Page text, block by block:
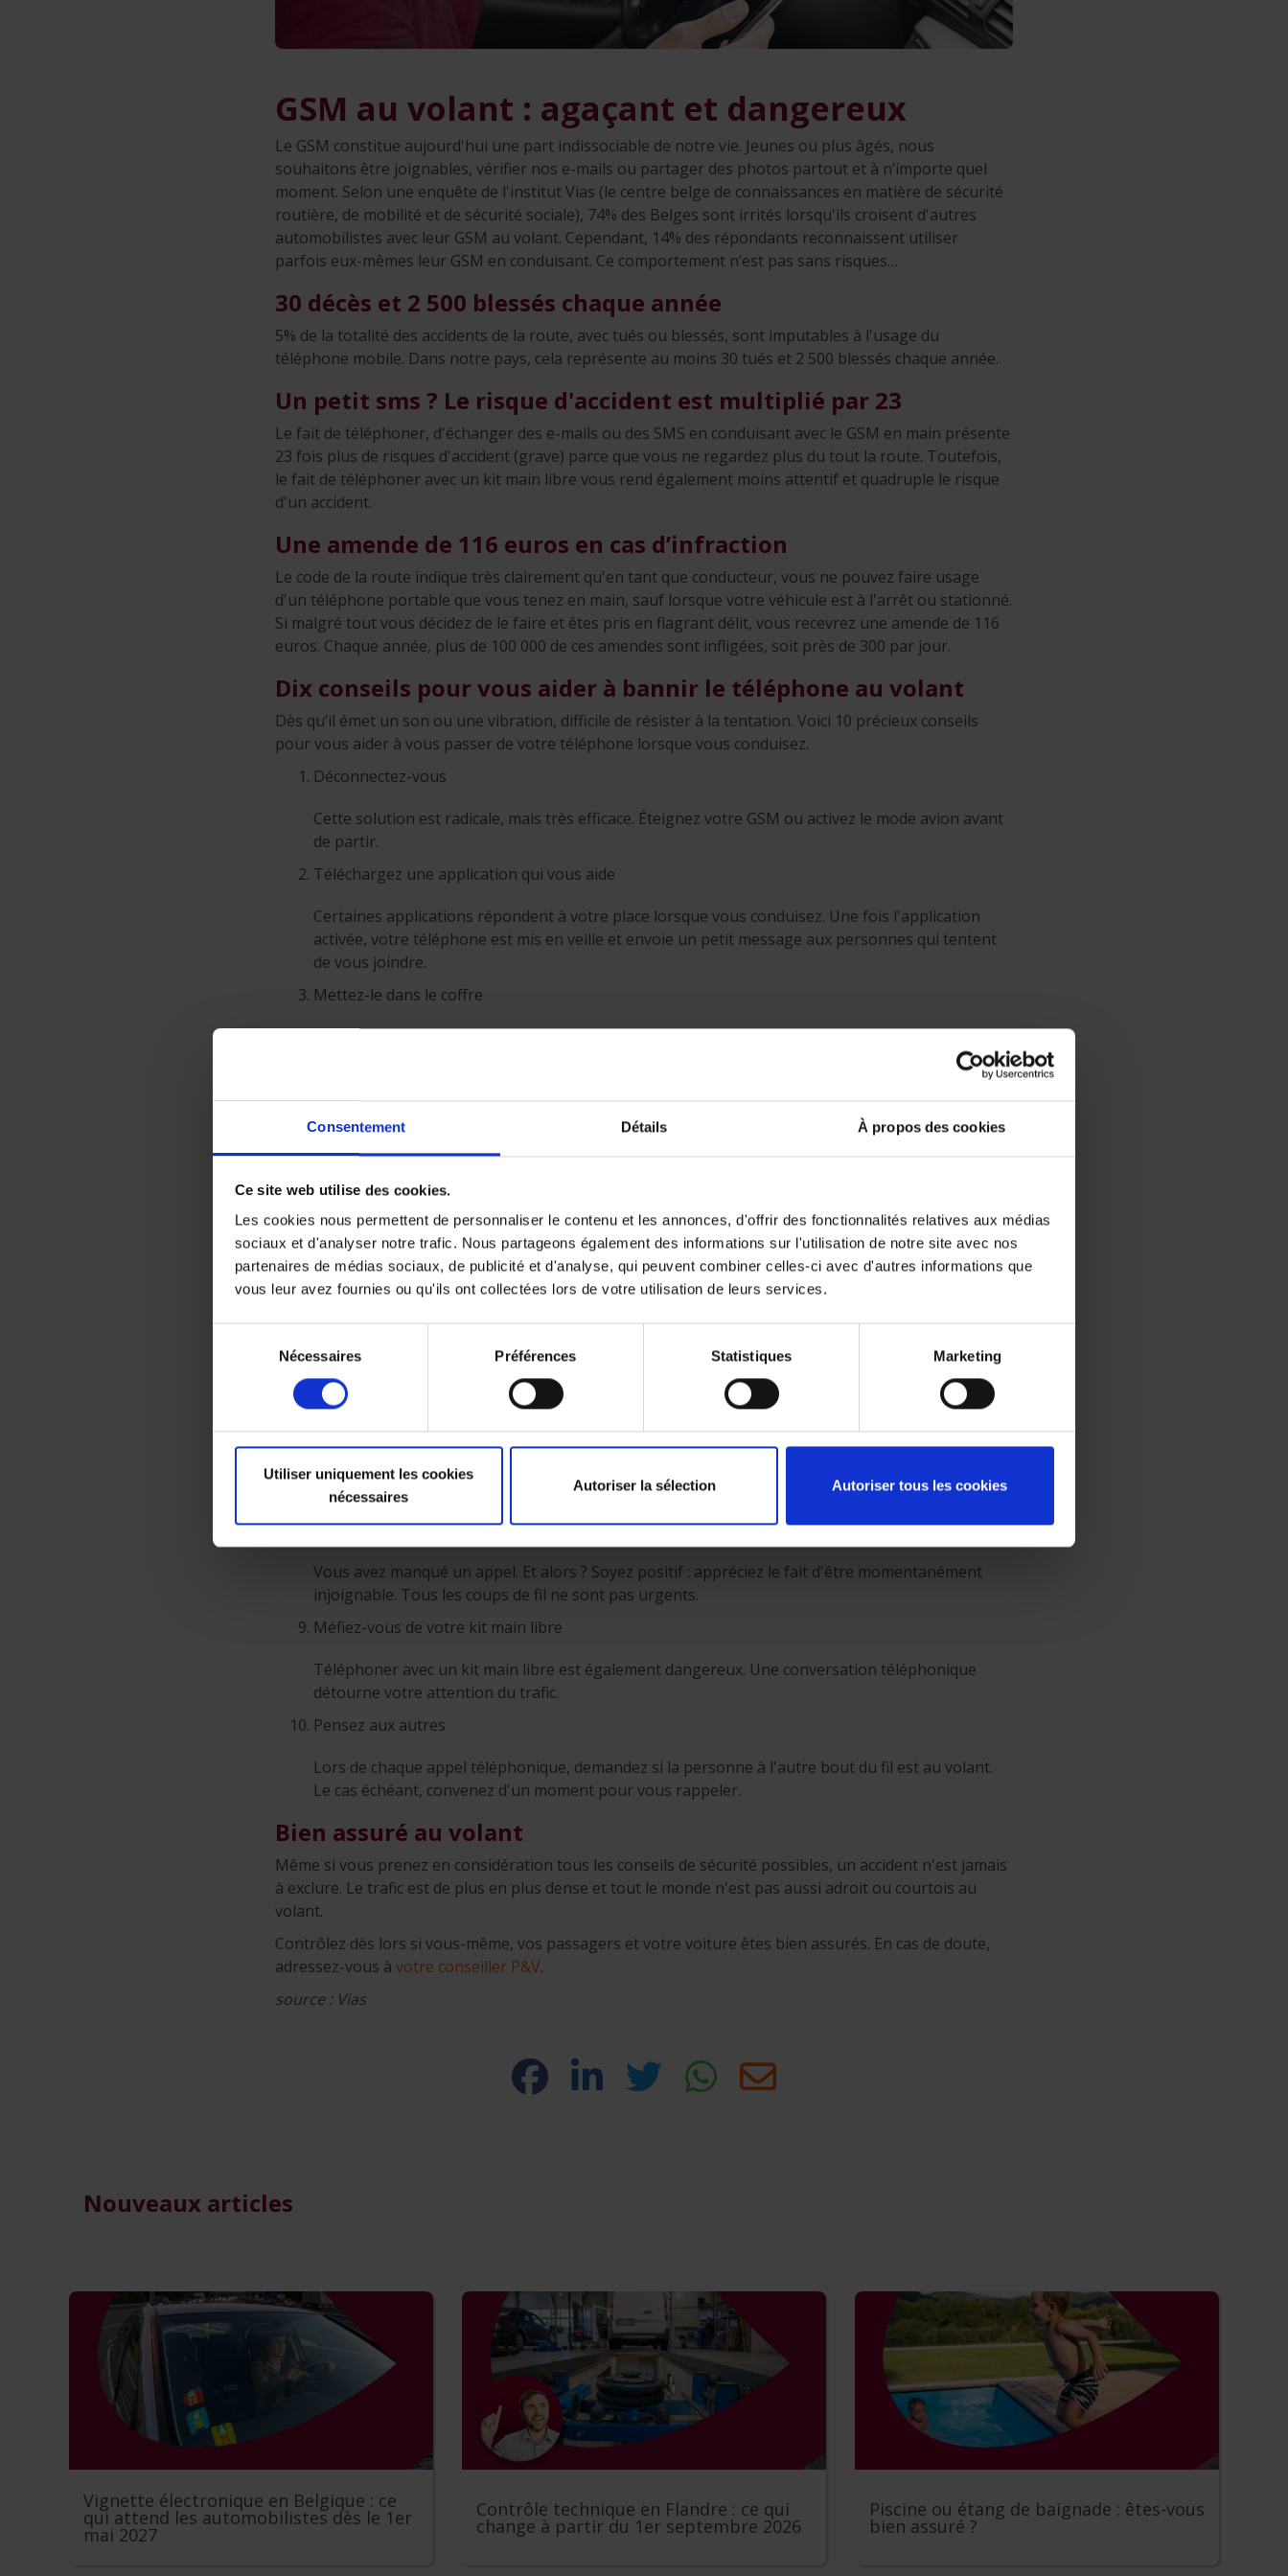
Consentement Détails À propos des cookies
Ce site web utilise des cookies.
Les cookies nous permettent de personnaliser le contenu et les annonces, d'offrir des fonctionnalités relatives aux médias
sociaux et d'analyser notre trafic. Nous partageons également des informations sur l'utilisation de notre site avec nos
partenaires de médias sociaux, de publicité et d'analyse, qui peuvent combiner celles-ci avec d'autres informations que
vous leur avez fournies ou qu'ils ont collectées lors de votre utilisation de leurs services.
consentement
Nécessaires Préférences Statistiques Marketing
Utiliser uniquement les cookies
nécessaires
Autoriser la sélection Autoriser tous les cookies
GSM au volant : agaçant et dangereux
Le GSM constitue aujourd'hui une part indissociable de notre vie. Jeunes ou plus âgés, nous
souhaitons être joignables, vérifier nos e-mails ou partager des photos partout et à n’importe quel
moment. Selon une enquête de l'institut Vias (le centre belge de connaissances en matière de sécurité
routière, de mobilité et de sécurité sociale), 74% des Belges sont irrités lorsqu'ils croisent d'autres
automobilistes avec leur GSM au volant. Cependant, 14% des répondants reconnaissent utiliser
parfois eux-mêmes leur GSM en conduisant. Ce comportement n’est pas sans risques…
30 décès et 2 500 blessés chaque année
5% de la totalité des accidents de la route, avec tués ou blessés, sont imputables à l'usage du
téléphone mobile. Dans notre pays, cela représente au moins 30 tués et 2 500 blessés chaque année.
Un petit sms ? Le risque d'accident est multiplié par 23
Le fait de téléphoner, d'échanger des e-mails ou des SMS en conduisant avec le GSM en main présente
23 fois plus de risques d'accident (grave) parce que vous ne regardez plus du tout la route. Toutefois,
le fait de téléphoner avec un kit main libre vous rend également moins attentif et quadruple le risque
d'un accident.
Une amende de 116 euros en cas d’infraction
Le code de la route indique très clairement qu'en tant que conducteur, vous ne pouvez faire usage
d'un téléphone portable que vous tenez en main, sauf lorsque votre véhicule est à l'arrêt ou stationné.
Si malgré tout vous décidez de le faire et êtes pris en flagrant délit, vous recevrez une amende de 116
euros. Chaque année, plus de 100 000 de ces amendes sont infligées, soit près de 300 par jour.
Dix conseils pour vous aider à bannir le téléphone au volant
Dès qu’il émet un son ou une vibration, difficile de résister à la tentation. Voici 10 précieux conseils
pour vous aider à vous passer de votre téléphone lorsque vous conduisez.
Déconnectez-vous
Cette solution est radicale, mais très efficace. Éteignez votre GSM ou activez le mode avion avant
de partir.
Téléchargez une application qui vous aide
Certaines applications répondent à votre place lorsque vous conduisez. Une fois l'application
activée, votre téléphone est mis en veille et envoie un petit message aux personnes qui tentent
de vous joindre.
Mettez-le dans le coffre
le téléphone et l'ordinateur portable, dans le coffre de votre voiture. En outre, vous évitez ainsi
Il est préférable de passer le coup de fil super urgent que vous devez donner à votre patron, à
votre baby-sitter ou à votre maman avant de partir.
Déléguez
Si un passager est à bord, demandez donc à cette personne de répondre à vos appels ou
messages.
Si vous voulez répondre à un appel, écouter vos messages, lire ou écrire un SMS ou passer vous-
même un coup de fil, profitez-en pour faire une pause. Assurez-vous d'être en lieu sûr, par
exemple sur un parking ou à une station-service.
Calculez ce que vous pourriez faire avec 116 euros
Pensez à ce que vous risquez si vous êtes pris avec votre GSM au volant. Avec 116 euros, vous
pourriez faire d’autres choses bien plus agréables.
Calmez-vous
Vous avez manqué un appel. Et alors ? Soyez positif : appréciez le fait d'être momentanément
injoignable. Tous les coups de fil ne sont pas urgents.
Méfiez-vous de votre kit main libre
Téléphoner avec un kit main libre est également dangereux. Une conversation téléphonique
détourne votre attention du trafic.
Pensez aux autres
Lors de chaque appel téléphonique, demandez si la personne à l'autre bout du fil est au volant.
Le cas échéant, convenez d'un moment pour vous rappeler.
Bien assuré au volant
Même si vous prenez en considération tous les conseils de sécurité possibles, un accident n'est jamais
à exclure. Le trafic est de plus en plus dense et tout le monde n'est pas aussi adroit ou courtois au
volant.
Contrôlez dès lors si vous-même, vos passagers et votre voiture êtes bien assurés. En cas de doute,
adressez-vous à votre conseiller P&V.
source : Vias
Nouveaux articles
Vignette électronique en Belgique : ce
qui attend les automobilistes dès le 1er
mai 2027
Contrôle technique en Flandre : ce qui
change à partir du 1er septembre 2026
Piscine ou étang de baignade : êtes-vous
bien assuré ?